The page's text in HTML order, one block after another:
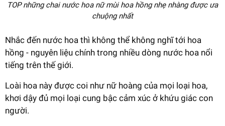
TOP những chai nước hoa nữ mùi hoa hồng nhẹ nhàng được ưa
chuộng nhất
Nhắc đến nước hoa thì không thể không nghĩ tới hoa
hồng - nguyên liệu chính trong nhiều dòng nước hoa nổi
tiếng trên thế giới.
Loài hoa này được coi như nữ hoàng của mọi loại hoa,
khơi dậy đủ mọi loại cung bậc cảm xúc ở khứu giác con
người.